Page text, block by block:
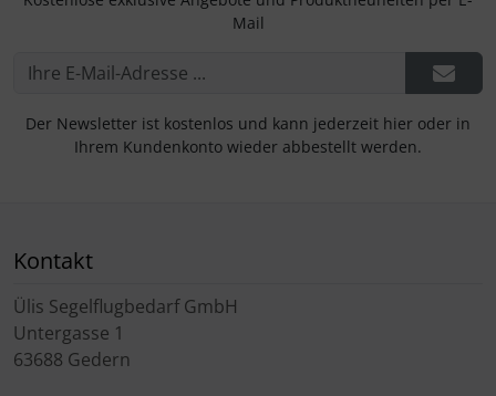
Mail
Der Newsletter ist kostenlos und kann jederzeit hier oder in
Ihrem Kundenkonto wieder abbestellt werden.
Kontakt
Ülis Segelflugbedarf GmbH
Untergasse 1
63688 Gedern